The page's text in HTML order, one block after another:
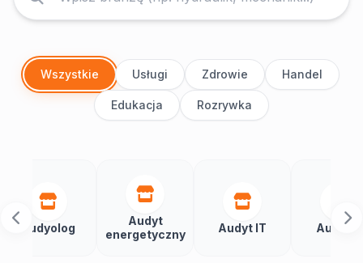
Wszystkie Usługi Zdrowie Handel
Edukacja Rozrywka
energetyczny
Audyt IT Audytor